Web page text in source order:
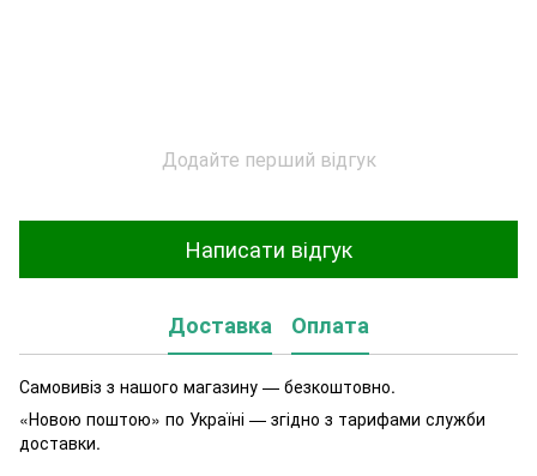
Додайте перший відгук
Написати відгук
Доставка Оплата
Самовивіз з нашого магазину — безкоштовно.
«Новою поштою» по Україні — згідно з тарифами служби
доставки.